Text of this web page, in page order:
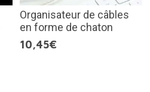
Organisateur de câbles
en forme de chaton
10,45€